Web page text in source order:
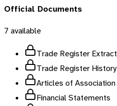
Official Documents
7 available
Trade Register Extract
Trade Register History
Articles of Association
Financial Statements